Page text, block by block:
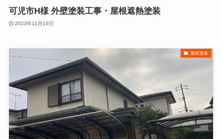
可児市H様 外壁塗装工事・屋根遮熱塗装
2023年11月10日
屋根塗装